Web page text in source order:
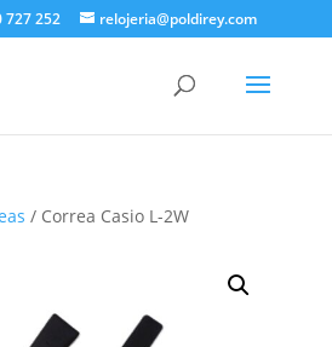
727 252 relojeria@poldirey.com
/ Correa Casio L-2W